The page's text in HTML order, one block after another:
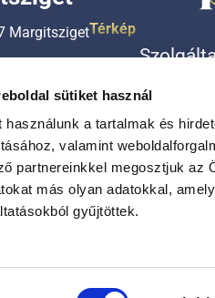
sütiket használ
használunk a tartalmak és
valamint
partnereinkkel megosztjuk az
más olyan adatokkal,
gyűjtöttek.
MargitszigetTérkép
Lézeres
Látásjavító
Egyéb